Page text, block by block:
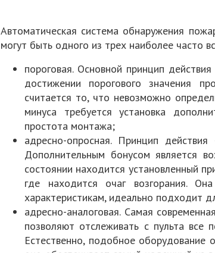
Автоматическая система обнаружения
могут быть одного из трех наиболее часто
пороговая. Основной принцип
достижении порогового значения
считается то, что невозможно
минуса требуется установка
простота монтажа;
адресно-опросная. Принцип
Дополнительным бонусом является
состоянии находится установленный
где находится очаг возгорания.
характеристикам, идеально подходит
адресно-аналоговая. Самая
позволяют отслеживать с пульта
Естественно, подобное